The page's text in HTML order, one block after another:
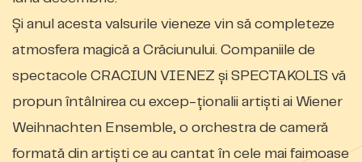
Și anul acesta valsurile vieneze vin să completeze
atmosfera magică a Crăciunului. Companiile de
spectacole CRACIUN VIENEZ și SPECTAKOLIS vă
propun întâlnirea cu excep-ționalii artiști ai Wiener
Weihnachten Ensemble, o orchestra de cameră
formată din artiști ce au cantat în cele mai faimoase